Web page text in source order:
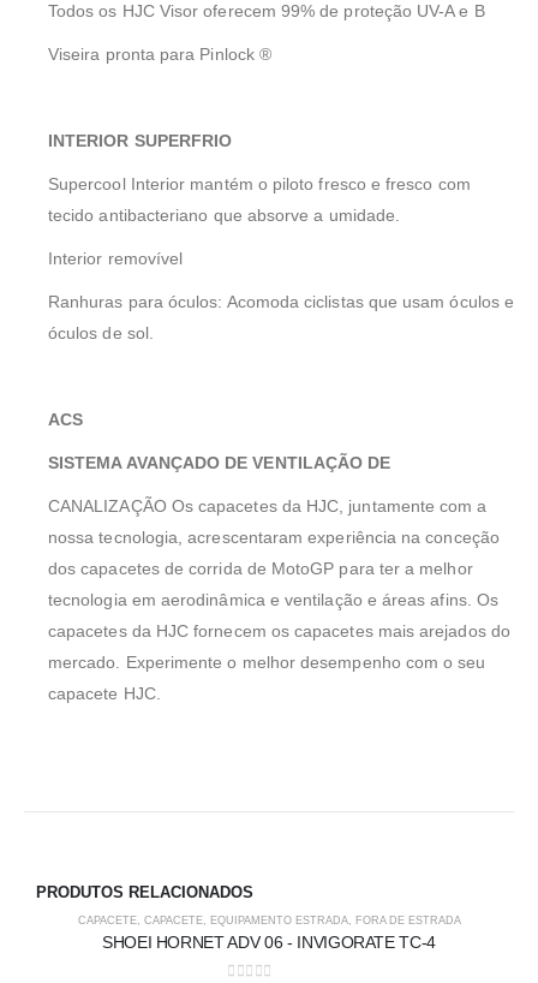
Todos os HJC Visor oferecem 99% de proteção UV-A e B
Viseira pronta para Pinlock ®
INTERIOR SUPERFRIO
Supercool Interior mantém o piloto fresco e fresco com
tecido antibacteriano que absorve a umidade.
Interior removível
Ranhuras para óculos: Acomoda ciclistas que usam óculos e
óculos de sol.
ACS
SISTEMA AVANÇADO DE VENTILAÇÃO DE
CANALIZAÇÃO Os capacetes da HJC, juntamente com a
nossa tecnologia, acrescentaram experiência na conceção
dos capacetes de corrida de MotoGP para ter a melhor
tecnologia em aerodinâmica e ventilação e áreas afins. Os
capacetes da HJC fornecem os capacetes mais arejados do
mercado. Experimente o melhor desempenho com o seu
capacete HJC.
PRODUTOS RELACIONADOS
CAPACETE, CAPACETE, EQUIPAMENTO ESTRADA, FORA DE ESTRADA
SHOEI HORNET ADV 06 - INVIGORATE TC-4